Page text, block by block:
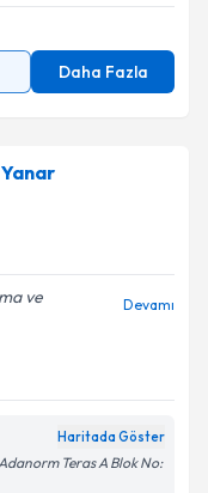
Daha Fazla
ve
Devamı
Haritada Göster
Teras A Blok No: